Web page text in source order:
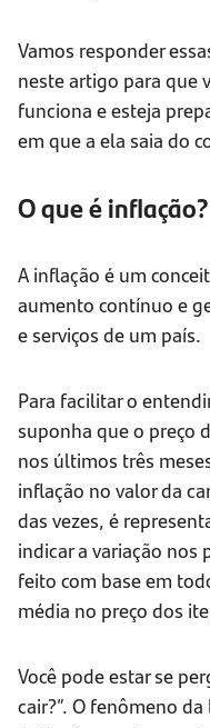
Vamos responder
neste artigo para que
funciona e esteja
em que a ela saia do
O que é inflação?
A inflação é um
aumento contínuo e
e serviços de um país.
Para facilitar o
suponha que o preço
nos últimos três
inflação no valor da
das vezes, é
indicar a variação nos
feito com base em
média no preço dos
Você pode estar se
cair?”. O fenômeno